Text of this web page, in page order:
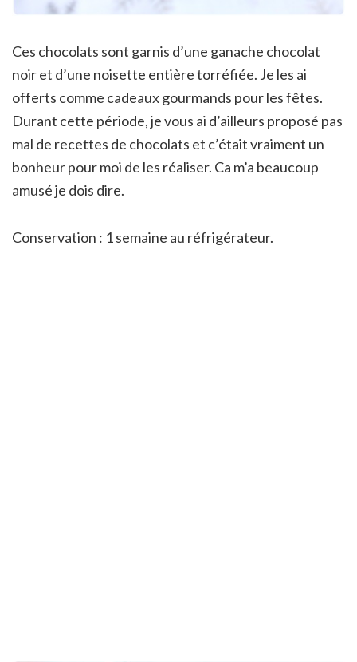
Ces chocolats sont garnis d’une ganache chocolat
noir et d’une noisette entière torréfiée. Je les ai
offerts comme cadeaux gourmands pour les fêtes.
Durant cette période, je vous ai d’ailleurs proposé pas
mal de recettes de chocolats et c’était vraiment un
bonheur pour moi de les réaliser. Ca m’a beaucoup
amusé je dois dire.
Conservation : 1 semaine au réfrigérateur.